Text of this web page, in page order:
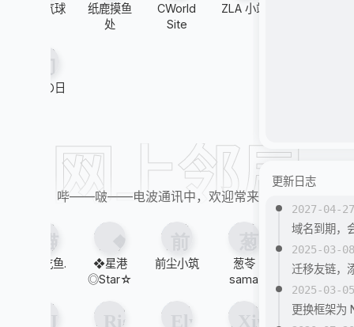
青桔气球
纸鹿摸鱼
处
CWorld
Site
ZLA 小站
幻想の日
网上邻居
哔——啵——电波通讯中，欢迎常来串门。
猫不吃鱼.
❖星港
◎Star☆
前尘小筑
葱苓
sama
凌尘Blog
更新日志
2027-04-27
域名到期，
2025-03-08
迁移友链，
2025-03-05
更换框架为